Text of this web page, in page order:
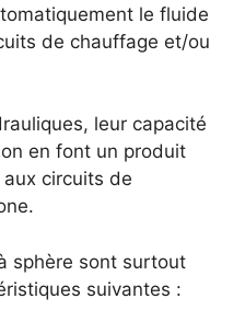
le fluide
de chauffage et/ou
leur capacité
en font un produit
circuits de
sphère sont surtout
suivantes :